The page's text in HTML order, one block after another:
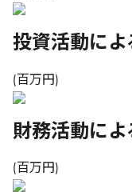
投資活動に
(百万円)
財務活動に
(百万円)